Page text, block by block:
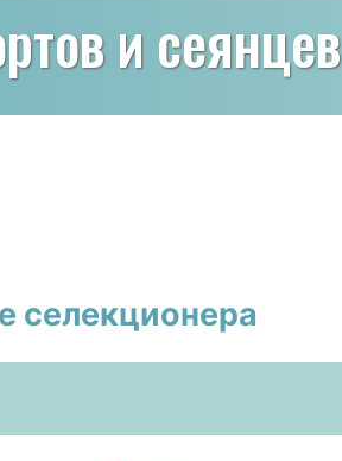
и сеянцев
селекционера